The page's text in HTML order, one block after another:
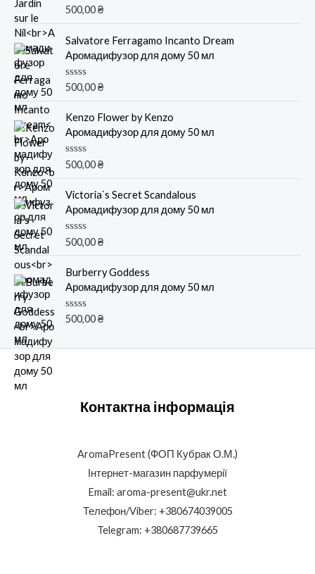
О
н
а
0
и
з
500,00₴
Salvatore Ferragamo Incanto Dream
Аромадифузор для дому 50 мл
О
н
к
а
0
и
з
500,00₴
Kenzo Flower by Kenzo
Аромадифузор для дому 50 мл
О
н
а
0
и
з
500,00₴
Victoria`s Secret Scandalous
Аромадифузор для дому 50 мл
О
н
а
0
и
з
500,00₴
Burberry Goddess
Аромадифузор для дому 50 мл
О
н
500,00₴
Контактна інформація
AromaPresent (ФОП Кубрак О.М.)
Інтернет-магазин парфумерії
Email: aroma-present@ukr.net
Телефон/Viber: +380674039005
Telegram: +380687739665